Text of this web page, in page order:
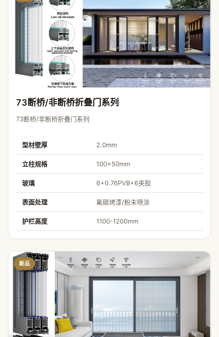
73断桥/非断桥折叠门系列
73断桥/非断桥折叠门系列
型材壁厚 2.0mm
立柱规格 100×50mm
玻璃 6+0.76PVB+6夹胶
表面处理 氟碳烤漆/粉末喷涂
护栏高度 1100-1200mm
新品